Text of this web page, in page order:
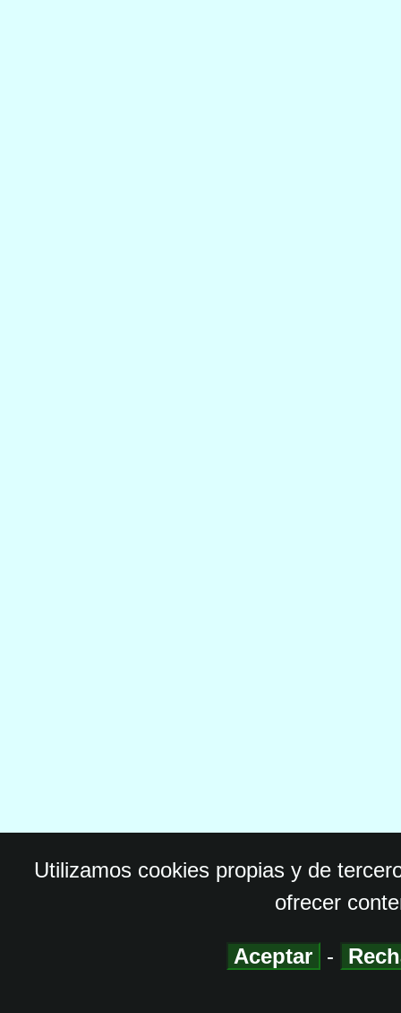
Utilizamos cookies propias y de
ofrecer
Aceptar -